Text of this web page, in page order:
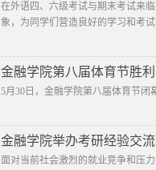
在外语四、六级考试与期末考试来
象，为同学们营造良好的学习和考
金融学院第八届体育节胜
5月30日，金融学院第八届体育节
金融学院举办考研经验交
面对当前社会激烈的就业竞争和压